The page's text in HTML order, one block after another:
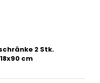
2 Stk.
cm